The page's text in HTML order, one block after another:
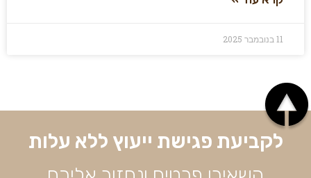
11 בנובמבר 2025
לקביעת פגישת ייעוץ ללא עלות